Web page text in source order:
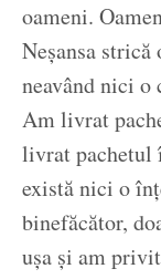
oameni.
Neșansa
neavând nici o
Am livrat
livrat pachetul
există nici o
binefăcător,
ușa și am